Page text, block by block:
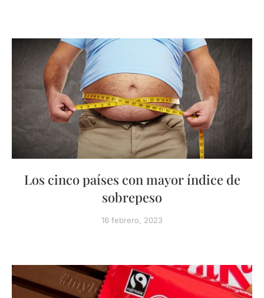
Los cinco países con mayor índice de
sobrepeso
16 febrero, 2023